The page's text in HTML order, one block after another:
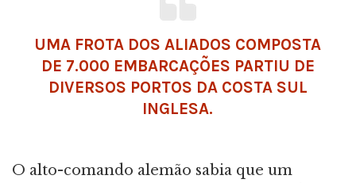
UMA FROTA DOS ALIADOS COMPOSTA
DE 7.000 EMBARCAÇÕES PARTIU DE
DIVERSOS PORTOS DA COSTA SUL
INGLESA.
O alto-comando alemão sabia que um